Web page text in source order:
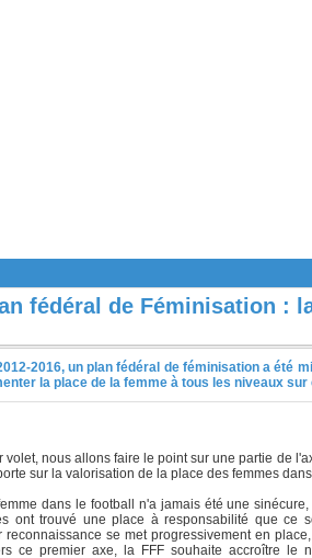
fédéral de Féminisation :
2016, un plan fédéral de féminisation a été
la place de la femme à tous les niveaux
volet, nous allons faire le point sur une partie de
sur la valorisation de la place des femmes
dans le football n'a jamais été une
ont trouvé une place à responsabilité que ce
reconnaissance se met progressivement en
ce premier axe, la FFF souhaite accroître le